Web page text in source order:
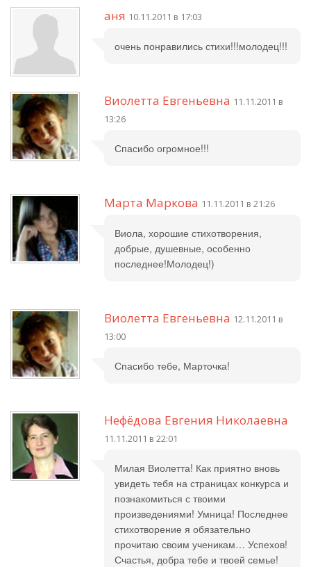
аня 10.11.2011 в 17:03
очень понравились стихи!!!молодец!!!
Виолетта Евгеньевна 11.11.2011 в
13:26
Спасибо огромное!!!
Марта Маркова 11.11.2011 в 21:26
Виола, хорошие стихотворения,
добрые, душевные, особенно
последнее!Молодец!)
Виолетта Евгеньевна 12.11.2011 в
13:00
Спасибо тебе, Марточка!
Нефёдова Евгения Николаевна
11.11.2011 в 22:01
Милая Виолетта! Как приятно вновь
увидеть тебя на страницах конкурса и
познакомиться с твоими
произведениями! Умница! Последнее
стихотворение я обязательно
прочитаю своим ученикам… Успехов!
Счастья, добра тебе и твоей семье!